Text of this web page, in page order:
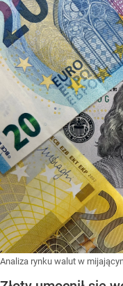
Analiza rynku walut w